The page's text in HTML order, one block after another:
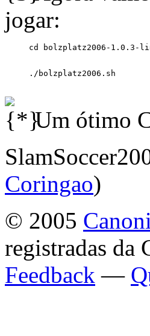
jogar:
Um ótimo
Coringao)
© 2005
registradas da
Feedback —